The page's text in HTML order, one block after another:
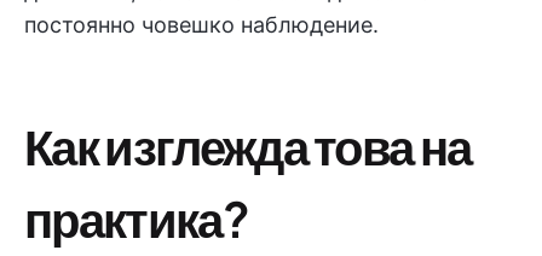
постоянно човешко наблюдение.
Как изглежда това на
практика?